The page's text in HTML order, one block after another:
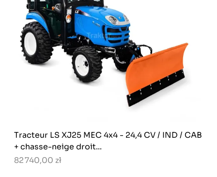
Tracteur LS XJ25 MEC 4x4 - 24,4 CV / IND / CAB
+ chasse-neige droit...
82 740,00 zł